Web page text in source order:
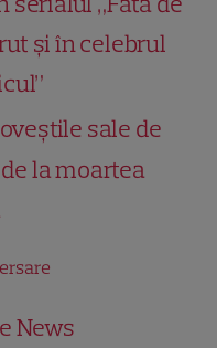
și în celebrul
sale de
la moartea
News